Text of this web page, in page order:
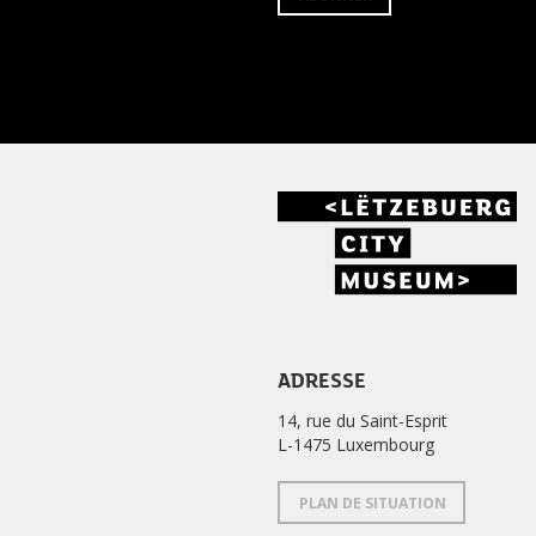
ADRESSE
14, rue du Saint-Esprit
L-1475 Luxembourg
PLAN DE SITUATION